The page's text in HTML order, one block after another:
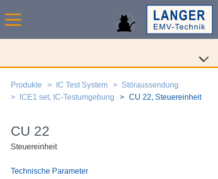
Produkte IC Test System
Störaussendung
ICE1 set, IC-Testumgebung
CU 22, Steuereinheit
CU 22
Steuereinheit
Technische Parameter